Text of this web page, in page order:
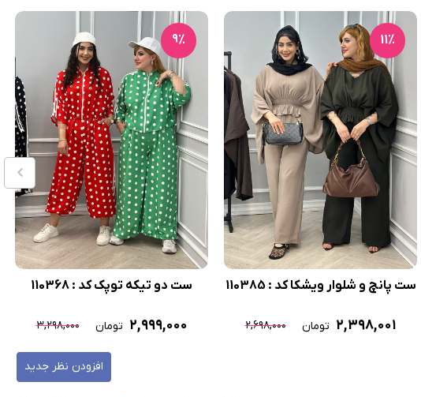
11٪
ست پانچ و شلوار ویشکا کد : 110385
۲,۳۹۸,۰۰۱ تومان ۲,۶۹۸,۰۰۰
9٪
ست دو تیکه توپک کد : 110368
۲,۹۹۹,۰۰۰ تومان ۳,۲۹۸,۰۰۰
افزودن نظر جدید